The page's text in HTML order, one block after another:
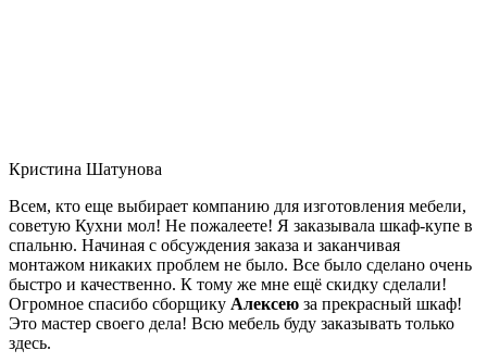
Кристина Шатунова
Всем, кто еще выбирает компанию для изготовления мебели,
советую Кухни мол! Не пожалеете! Я заказывала шкаф-купе в
спальню. Начиная с обсуждения заказа и заканчивая
монтажом никаких проблем не было. Все было сделано очень
быстро и качественно. К тому же мне ещё скидку сделали!
Огромное спасибо сборщику Алексею за прекрасный шкаф!
Это мастер своего дела! Всю мебель буду заказывать только
здесь.